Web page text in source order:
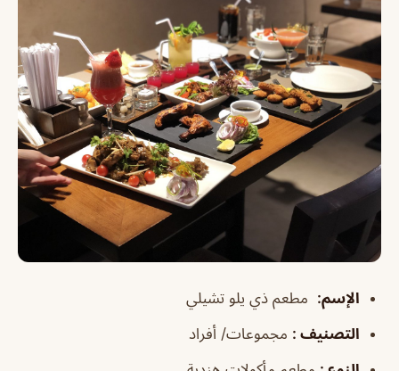
الإسم: مطعم ذي يلو تشيلي
التصنيف : مجموعات/ أفراد